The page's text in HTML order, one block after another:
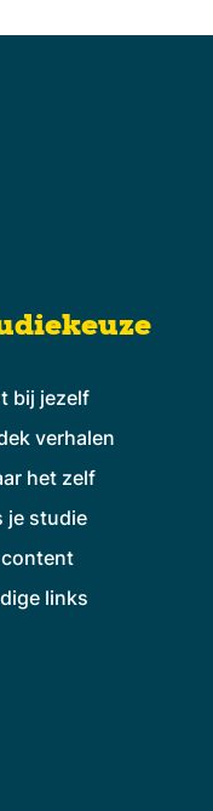
bij jezelf
verhalen
het zelf
je studie
content
links